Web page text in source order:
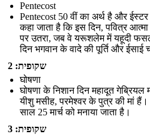
Pentecost
Pentecost 50 वीं का अर्थ है और
कहा जाता है कि इस दिन, पवित्र
पर उतरा, जब वे यरूशलेम में यहूदी
दिन भगवान के वादे की पूर्ति और
שקופית: 2
घोषणा
घोषणा के निशान दिन महादूत
यीशु मसीह, परमेश्वर के पुत्र की मां
साल 25 मार्च को मनाया जाता है।
שקופית: 3